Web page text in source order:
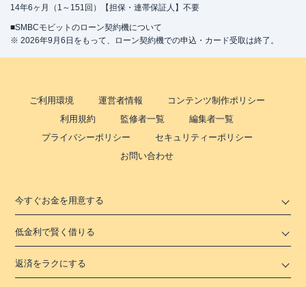
14年6ヶ月（1～151回）【担保・連帯保証人】不要
■SMBCモビットのローン契約機について
※ 2026年9月6日をもって、ローン契約機での申込・カード受取は終了。
ご利用環境 運営者情報
コンテンツ制作ポリシー
利用規約
監修者一覧
編集者一覧
プライバシーポリシー
セキュリティーポリシー
お問い合わせ
今すぐお金を用意する
低金利で賢く借りる
返済をラクにする